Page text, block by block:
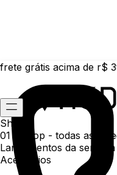
frete grátis acima de r$
Shop
01 /
Shop - todas as
Lançamentos da semana
Acessórios